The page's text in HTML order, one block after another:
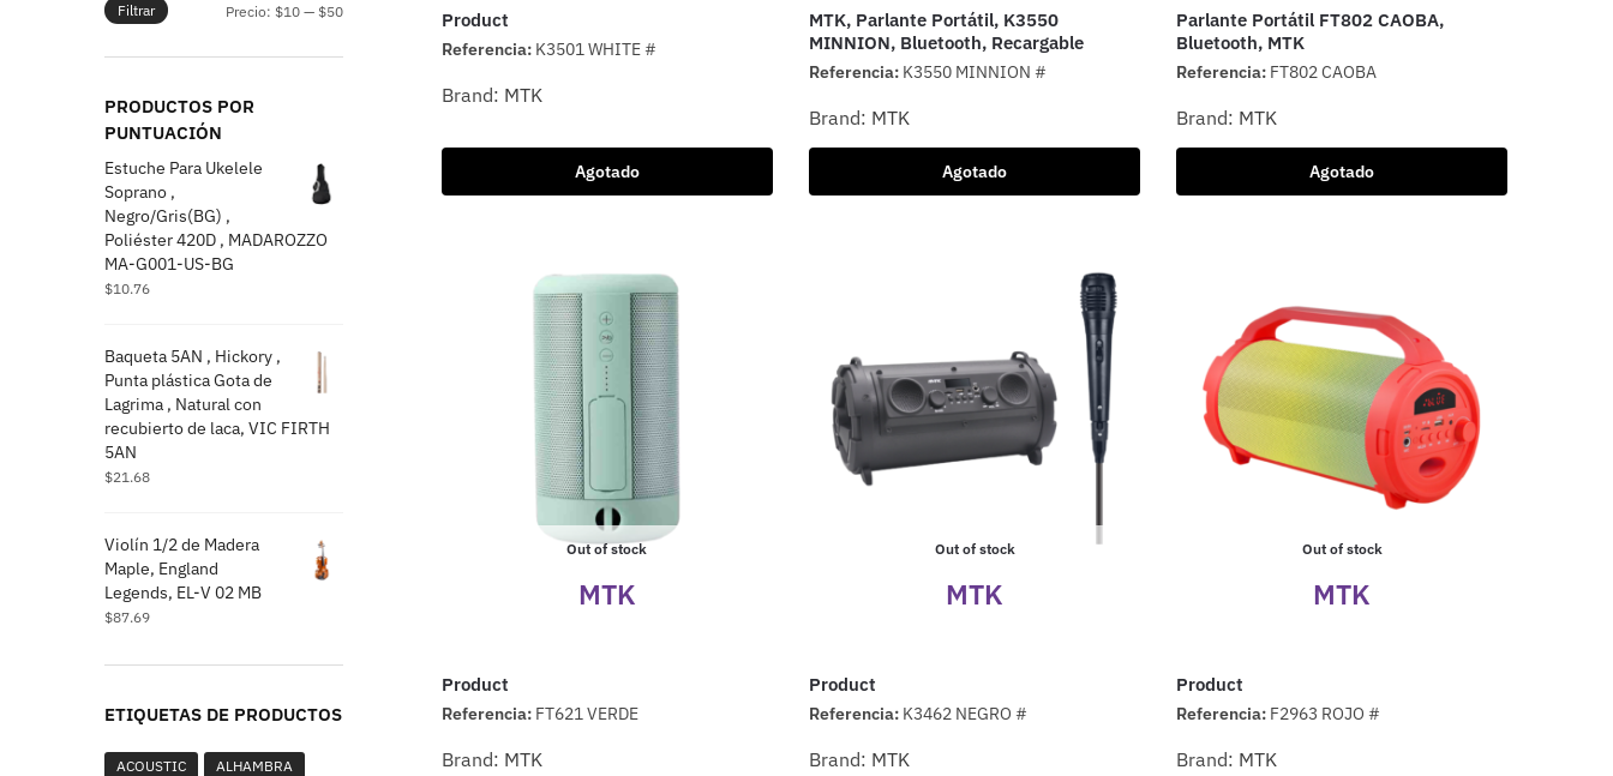
Product
Referencia: K3501 WHITE #
Brand: MTK
Agotado
MTK, Parlante Portátil, K3550
MINNION, Bluetooth, Recargable
Referencia: K3550 MINNION #
Brand: MTK
Agotado
Parlante Portátil FT802 CAOBA,
Bluetooth, MTK
Referencia: FT802 CAOBA
Brand: MTK
Agotado
Out of stock
MTK
Product
Referencia: FT621 VERDE
Brand: MTK
Out of stock
MTK
Product
Referencia: K3462 NEGRO #
Brand: MTK
Out of stock
MTK
Product
Referencia: F2963 ROJO #
Brand: MTK
Filtrar Precio: $10— $50
PRODUCTOS POR
PUNTUACIÓN
Estuche Para Ukelele
Soprano ,
Negro/Gris(BG) ,
Poliéster 420D , MADAROZZO
MA-G001-US-BG
$10.76
Baqueta 5AN , Hickory ,
Punta plástica Gota de
Lagrima , Natural con
recubierto de laca, VIC FIRTH
5AN
$21.68
Violín 1/2 de Madera
Maple, England
Legends, EL-V 02 MB
$87.69
ETIQUETAS DE PRODUCTOS
ACOUSTIC
ALHAMBRA